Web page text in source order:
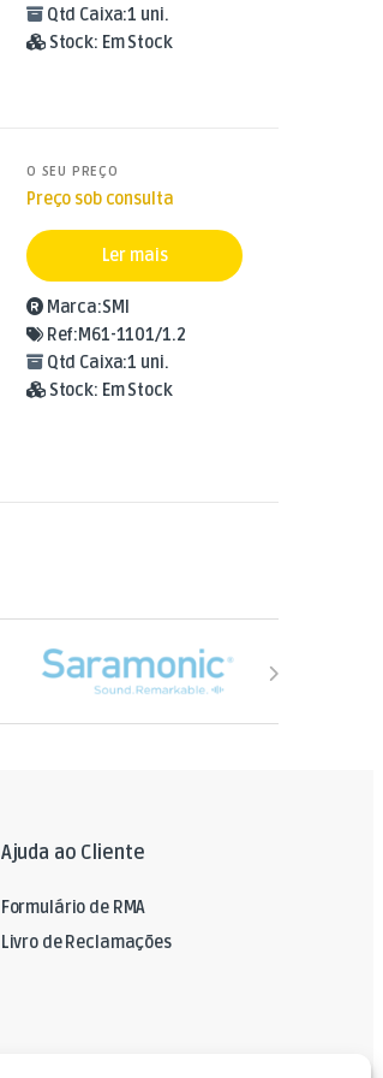
Qtd Caixa:1 uni.
Stock: Em Stock
O SEU PREÇO
Preço sob consulta
Ler mais
Marca:SMI
Ref:M61-1101/1.2
Qtd Caixa:1 uni.
Stock: Em Stock
Ajuda ao Cliente
Formulário de RMA
Livro de Reclamações